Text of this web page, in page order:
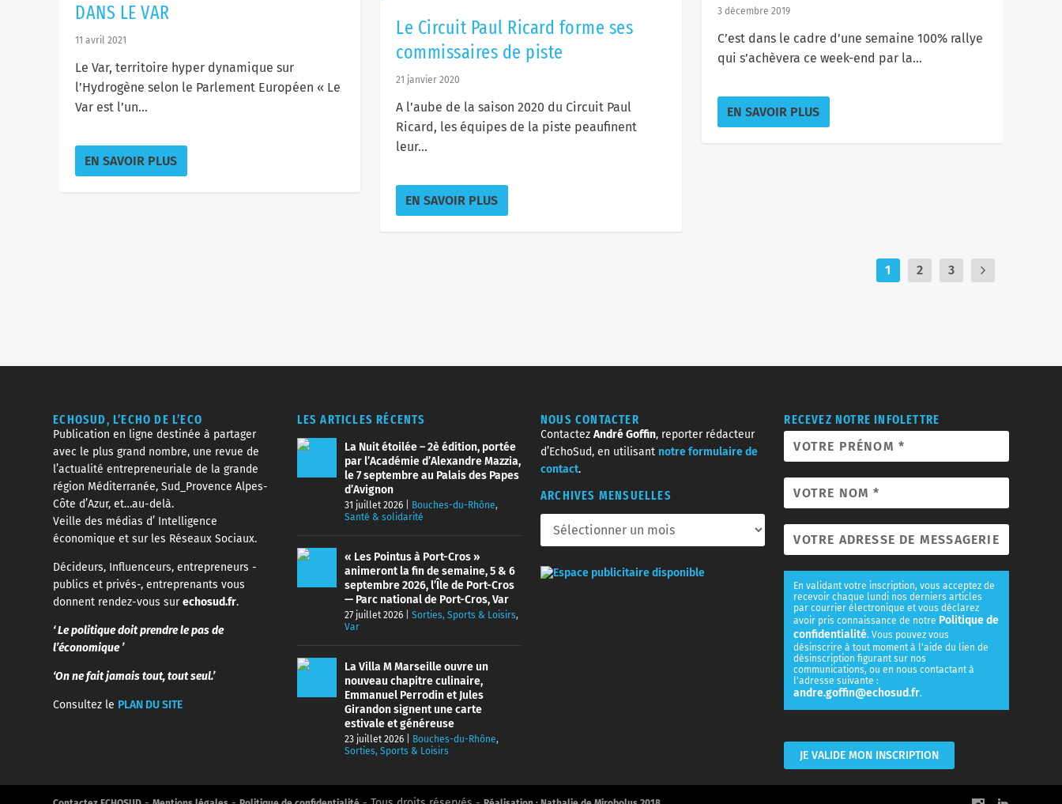
DANS LE VAR
11 avril 2021
Le Var, territoire hyper dynamique sur
l’Hydrogène selon le Parlement Européen « Le
Var est l’un...
EN SAVOIR PLUS
Le Circuit Paul Ricard forme ses
commissaires de piste
21 janvier 2020
A l’aube de la saison 2020 du Circuit Paul
Ricard, les équipes de la piste peaufinent
leur...
EN SAVOIR PLUS
3 décembre 2019
C’est dans le cadre d’une semaine 100% rallye
qui s’achèvera ce week-end par la...
EN SAVOIR PLUS
1 2 3
ECHOSUD, L’ECHO DE L’ECO
Publication en ligne destinée à partager
avec le plus grand nombre, une revue de
l’actualité entrepreneuriale de la grande
région Méditerranée, Sud_Provence Alpes-
Côte d’Azur, et…au-delà.
Veille des médias d’ Intelligence
économique et sur les Réseaux Sociaux.
Décideurs, Influenceurs, entrepreneurs -
publics et privés-, entreprenants vous
donnent rendez-vous surechosud.fr.
‘ Le politique doit prendre le pas de
l’économique ’
‘On ne fait jamais tout, tout seul.’
Consultez le PLAN DU SITE
LES ARTICLES RÉCENTS
La Nuit étoilée – 2è édition, portée
par l’Académie d’Alexandre Mazzia,
le 7 septembre au Palais des Papes
d’Avignon
31 juillet 2026| Bouches-du-Rhône,
Santé & solidarité
« Les Pointus à Port-Cros »
animeront la fin de semaine, 5 & 6
septembre 2026, l’Île de Port-Cros
— Parc national de Port-Cros, Var
27 juillet 2026| Sorties, Sports & Loisirs,
Var
La Villa M Marseille ouvre un
nouveau chapitre culinaire,
Emmanuel Perrodin et Jules
Girandon signent une carte
estivale et généreuse
23 juillet 2026| Bouches-du-Rhône,
Sorties, Sports & Loisirs
NOUS CONTACTER
Contactez André Goffin, reporter rédacteur
d’EchoSud, en utilisant notre formulaire de
contact.
ARCHIVES MENSUELLES
RECEVEZ NOTRE INFOLETTRE
En validant votre inscription, vous acceptez de
recevoir chaque lundi nos derniers articles
par courrier électronique et vous déclarez
avoir pris connaissance de notre Politique de
confidentialité. Vous pouvez vous
désinscrire à tout moment à l'aide du lien de
désinscription figurant sur nos
communications, ou en nous contactant à
l'adresse suivante :
andre.goffin@echosud.fr.